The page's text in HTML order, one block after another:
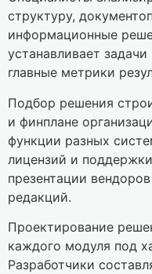
структуру,
информационные
устанавливает
главные метрики
Подбор решения
и финплане
функции разных
лицензий и
презентации
редакций.
Проектирование
каждого модуля под
Разработчики